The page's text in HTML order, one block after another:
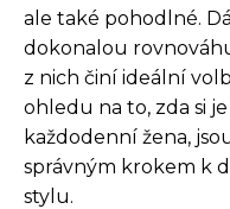
ale také pohodlné.
dokonalou
z nich činí ideální
ohledu na to, zda si
každodenní žena,
správným krokem k
stylu.